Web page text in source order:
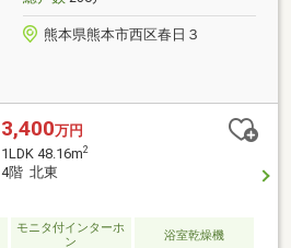
熊本県熊本市西区春日３
3,400万円
1LDK 48.16m2
4階 北東
モニタ付インターホ
ン
浴室乾燥機